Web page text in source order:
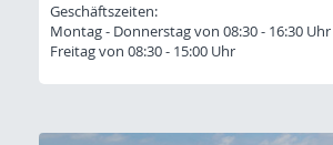
Geschäftszeiten:
Montag - Donnerstag von 08:30 - 16:30 Uhr
Freitag von 08:30 - 15:00 Uhr